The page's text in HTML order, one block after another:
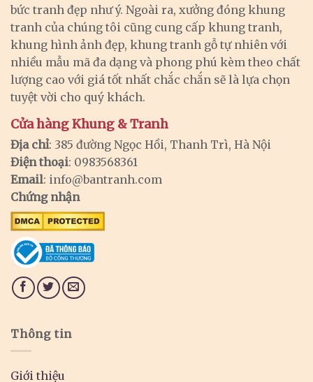
bức tranh đẹp như ý. Ngoài ra, xưởng đóng khung
tranh của chúng tôi cũng cung cấp khung tranh,
khung hình ảnh đẹp, khung tranh gỗ tự nhiên với
nhiều mẫu mã đa dạng và phong phú kèm theo chất
lượng cao với giá tốt nhất chắc chắn sẽ là lựa chọn
tuyệt vời cho quý khách.
Cửa hàng Khung & Tranh
Địa chỉ: 385 đường Ngọc Hồi, Thanh Trì, Hà Nội
Điện thoại: 0983568361
Email: info@bantranh.com
Chứng nhận
Thông tin
Giới thiệu